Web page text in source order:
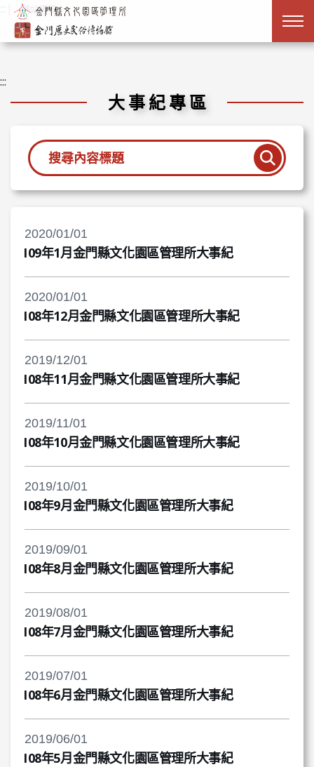
跳到主要內容
網站導覽
:::
大事紀專區
查詢
2020/01/01
109年1月金門縣文化園區管理所大事紀
2020/01/01
108年12月金門縣文化園區管理所大事紀
2019/12/01
108年11月金門縣文化園區管理所大事紀
2019/11/01
108年10月金門縣文化園區管理所大事紀
2019/10/01
108年9月金門縣文化園區管理所大事紀
2019/09/01
108年8月金門縣文化園區管理所大事紀
2019/08/01
108年7月金門縣文化園區管理所大事紀
2019/07/01
108年6月金門縣文化園區管理所大事紀
2019/06/01
108年5月金門縣文化園區管理所大事紀